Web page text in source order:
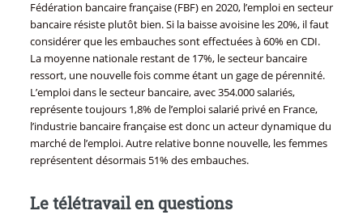
Fédération bancaire française (FBF) en 2020, l’emploi en secteur
bancaire résiste plutôt bien. Si la baisse avoisine les 20%, il faut
considérer que les embauches sont effectuées à 60% en CDI.
La moyenne nationale restant de 17%, le secteur bancaire
ressort, une nouvelle fois comme étant un gage de pérennité.
L’emploi dans le secteur bancaire, avec 354.000 salariés,
représente toujours 1,8% de l’emploi salarié privé en France,
l’industrie bancaire française est donc un acteur dynamique du
marché de l’emploi. Autre relative bonne nouvelle, les femmes
représentent désormais 51% des embauches.
Le télétravail en questions